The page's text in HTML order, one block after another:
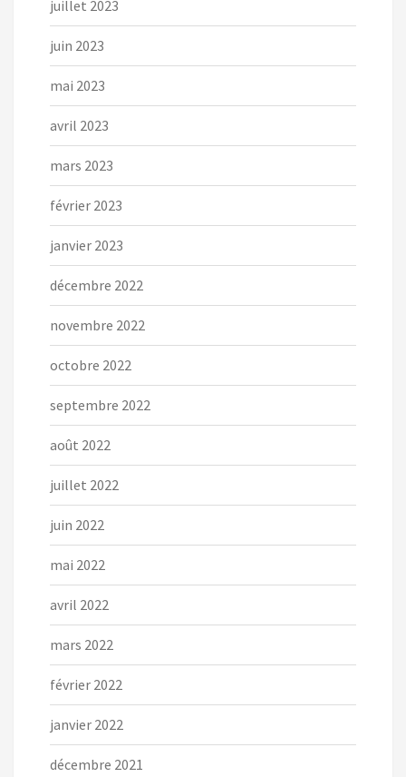
juillet 2023
juin 2023
mai 2023
avril 2023
mars 2023
février 2023
janvier 2023
décembre 2022
novembre 2022
octobre 2022
septembre 2022
août 2022
juillet 2022
juin 2022
mai 2022
avril 2022
mars 2022
février 2022
janvier 2022
décembre 2021